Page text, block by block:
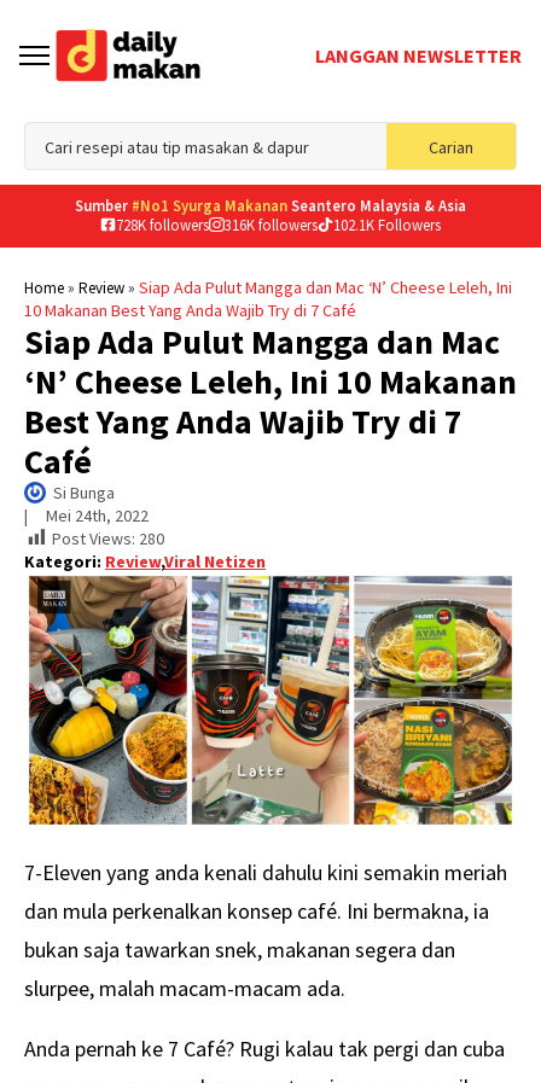
LANGGAN NEWSLETTER
Carian
for:
Sumber #No1 Syurga MakananSeantero Malaysia & Asia
728K followers
316K followers 102.1K Followers
Home» Review» Siap Ada Pulut Mangga dan Mac ‘N’ Cheese Leleh, Ini
10 Makanan Best Yang Anda Wajib Try di 7 Café
Siap Ada Pulut Mangga dan Mac
‘N’ Cheese Leleh, Ini 10 Makanan
Best Yang Anda Wajib Try di 7
Café
Si Bunga
| Mei 24th, 2022
Post Views: 280
Kategori: Review,Viral Netizen
7-Eleven yang anda kenali dahulu kini semakin meriah
dan mula perkenalkan konsep café. Ini bermakna, ia
bukan saja tawarkan snek, makanan segera dan
slurpee, malah macam-macam ada.
Anda pernah ke 7 Café? Rugi kalau tak pergi dan cuba